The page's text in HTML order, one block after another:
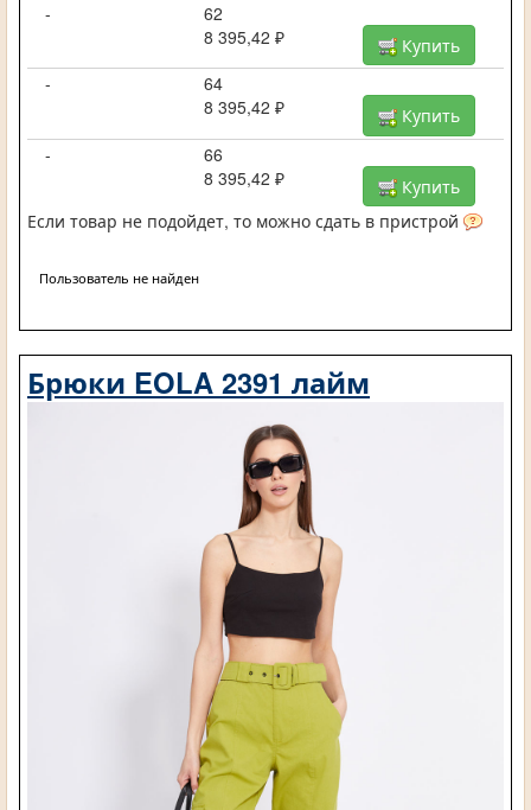
-
62
8 395,42 ₽
Купить
-
64
8 395,42 ₽
Купить
-
66
8 395,42 ₽
Купить
Если товар не подойдет, то можно сдать в пристрой
Пользователь не найден
Брюки EOLA 2391 лайм